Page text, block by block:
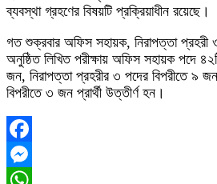
ব্যবস্থা গ্রহণের বিষয়টি প্রক্রিয়াধীন রয়েছে।
গত শুক্রবার অফিস সহায়ক, নিরাপত্তা প্রহরী
অনুষ্ঠিত লিখিত পরীক্ষায় অফিস সহায়ক পদে
জন, নিরাপত্তা প্রহরীর ৩ পদের বিপরীতে ৯
বিপরীতে ৩ জন প্রার্থী উত্তীর্ণ হন।
Facebook
Messenger